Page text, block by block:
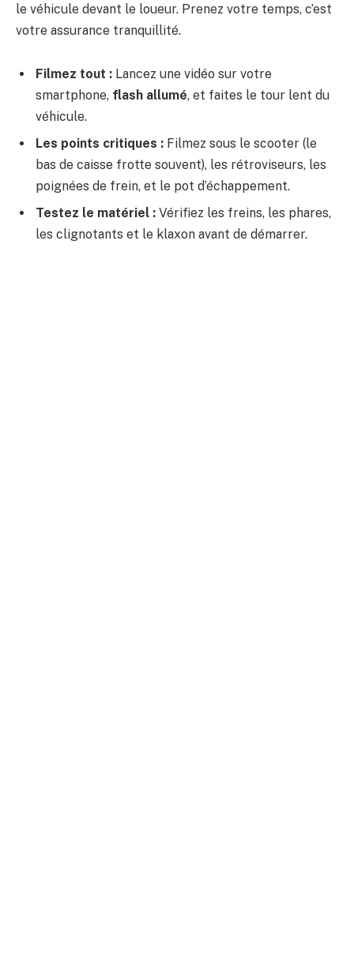
le véhicule devant le loueur. Prenez votre temps, c’est
votre assurance tranquillité.
Filmez tout : Lancez une vidéo sur votre
smartphone, flash allumé, et faites le tour lent du
véhicule.
Les points critiques : Filmez sous le scooter (le
bas de caisse frotte souvent), les rétroviseurs, les
poignées de frein, et le pot d’échappement.
Testez le matériel : Vérifiez les freins, les phares,
les clignotants et le klaxon avant de démarrer.